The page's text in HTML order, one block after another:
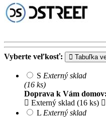
Vyberte veľkosť: Tabuľka
S Externý sklad
(16 ks)
Doprava k Vám domov:
Externý sklad (16 ks)
L Externý sklad